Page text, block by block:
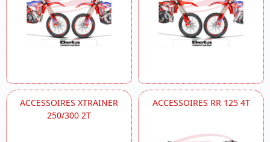
ACCESSOIRES XTRAINER
250/300 2T
ACCESSOIRES RR 125 4T